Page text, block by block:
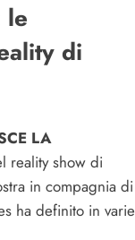
le
di
LA
reality show di
in compagnia di
ha definito in varie